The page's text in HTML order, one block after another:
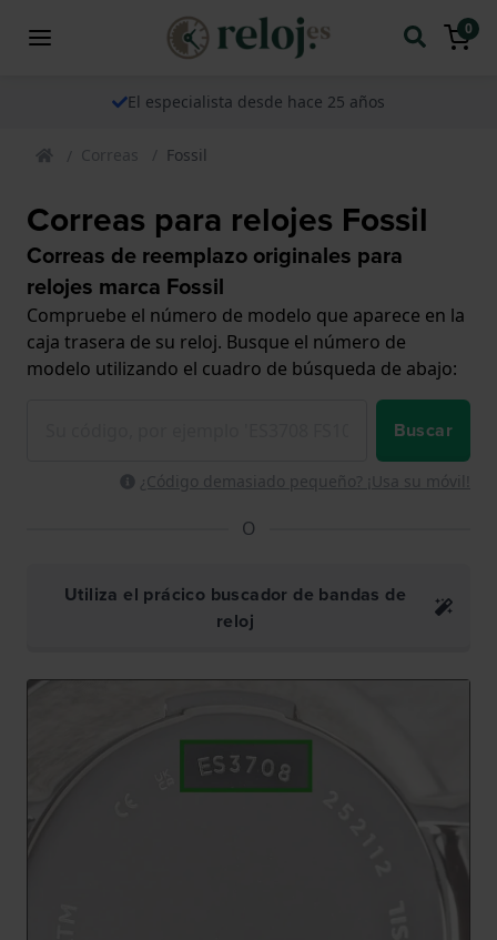
0
El especialista desde hace 25 años
Correas Fossil
Correas para relojes Fossil
Correas de reemplazo originales para
relojes marca Fossil
Compruebe el número de modelo que aparece en la
caja trasera de su reloj. Busque el número de
modelo utilizando el cuadro de búsqueda de abajo:
Buscar
¿Código demasiado pequeño? ¡Usa su móvil!
O
Utiliza el prácico buscador de bandas de
reloj